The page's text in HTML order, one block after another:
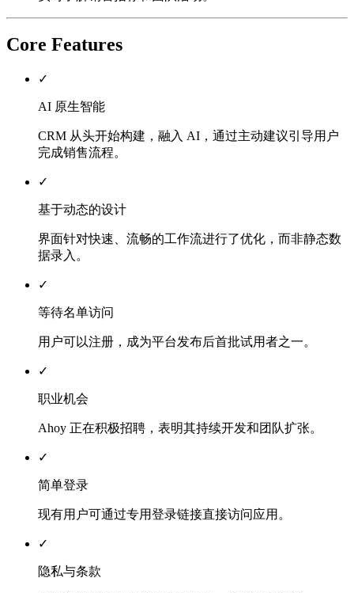
Core Features
✓
AI 原生智能
CRM 从头开始构建，融入 AI，通过主动建议引导用户
完成销售流程。
✓
基于动态的设计
界面针对快速、流畅的工作流进行了优化，而非静态数
据录入。
✓
等待名单访问
用户可以注册，成为平台发布后首批试用者之一。
✓
职业机会
Ahoy 正在积极招聘，表明其持续开发和团队扩张。
✓
简单登录
现有用户可通过专用登录链接直接访问应用。
✓
隐私与条款